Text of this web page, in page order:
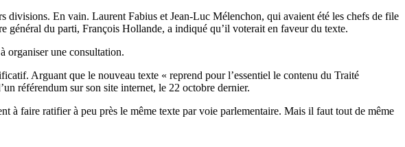
divisions. En vain. Laurent Fabius et Jean-Luc Mélenchon, qui avaient été les chefs de file
général du parti, François Hollande, a indiqué qu’il voterait en faveur du texte.
organiser une consultation.
Arguant que le nouveau texte « reprend pour l’essentiel le contenu du Traité
référendum sur son site internet, le 22 octobre dernier.
à faire ratifier à peu près le même texte par voie parlementaire. Mais il faut tout de même